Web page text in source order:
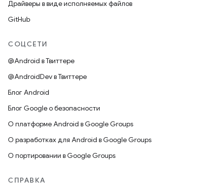
Драйверы в виде исполняемых файлов
GitHub
СОЦСЕТИ
@Android в Твиттере
@AndroidDev в Твиттере
Блог Android
Блог Google о безопасности
О платформе Android в Google Groups
О разработках для Android в Google Groups
О портировании в Google Groups
СПРАВКА